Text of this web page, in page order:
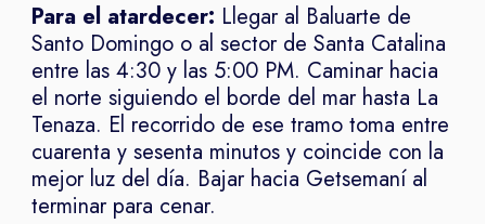
Para el atardecer: Llegar al Baluarte de
Santo Domingo o al sector de Santa Catalina
entre las 4:30 y las 5:00 PM. Caminar hacia
el norte siguiendo el borde del mar hasta La
Tenaza. El recorrido de ese tramo toma entre
cuarenta y sesenta minutos y coincide con la
mejor luz del día. Bajar hacia Getsemaní al
terminar para cenar.